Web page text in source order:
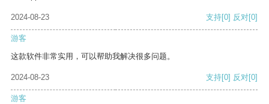
2024-08-23 支持[0] 反对[0]
游客
这款软件非常实用，可以帮助我解决很多问题。
2024-08-23 支持[0] 反对[0]
游客